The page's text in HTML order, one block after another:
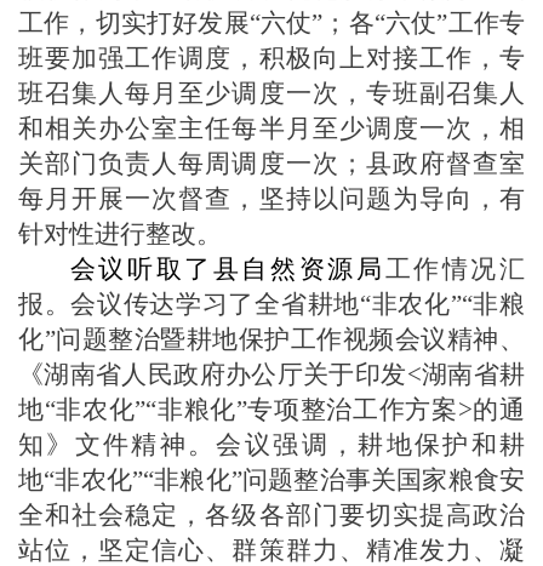
工作，切实打好发展“六仗”；各“六仗”工作专
班要加强工作调度，积极向上对接工作，专
班召集人每月至少调度一次，专班副召集人
和相关办公室主任每半月至少调度一次，相
关部门负责人每周调度一次；县政府督查室
每月开展一次督查，坚持以问题为导向，有
针对性进行整改。
会议听取了 县自然资源局工作情况汇
报。会议传达学习了全省耕地“非农化”“非粮
化”问题整治暨耕地保护工作视频会议精神、
《湖南省人民政府办公厅关于印发<湖南省耕
地“非农化”“非粮化”专项整治工作方案>的通
知》文件精神。会议强调，耕地保护和耕
地“非农化”“非粮化”问题整治事关国家粮食安
全和社会稳定，各级各部门要切实提高政治
站位，坚定信心、群策群力、精准发力、凝